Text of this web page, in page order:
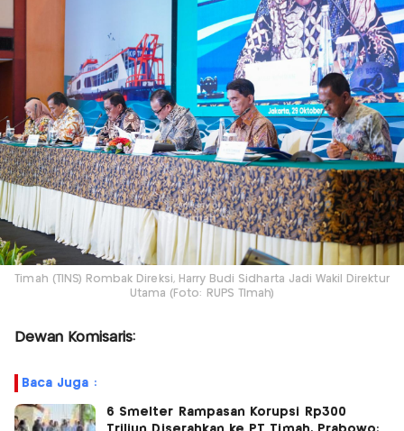
Timah (TINS) Rombak Direksi, Harry Budi Sidharta Jadi Wakil Direktur
Utama (Foto: RUPS TImah)
Dewan Komisaris:
Baca Juga :
6 Smelter Rampasan Korupsi Rp300